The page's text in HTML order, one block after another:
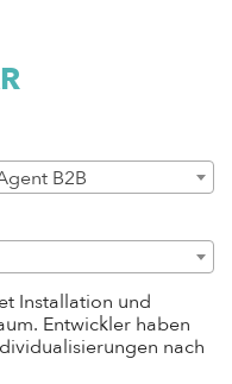
B2B
Installation und
Entwickler haben
nach